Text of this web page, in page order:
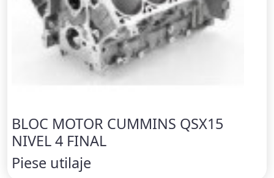
BLOC MOTOR CUMMINS QSX15
NIVEL 4 FINAL
Piese utilaje